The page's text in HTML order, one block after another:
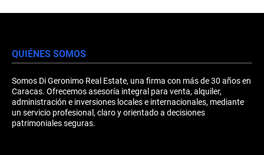
QUIÉNES SOMOS
Somos Di Geronimo Real Estate, una firma con más de 30 años en
Caracas. Ofrecemos asesoría integral para venta, alquiler,
administración e inversiones locales e internacionales, mediante
un servicio profesional, claro y orientado a decisiones
patrimoniales seguras.